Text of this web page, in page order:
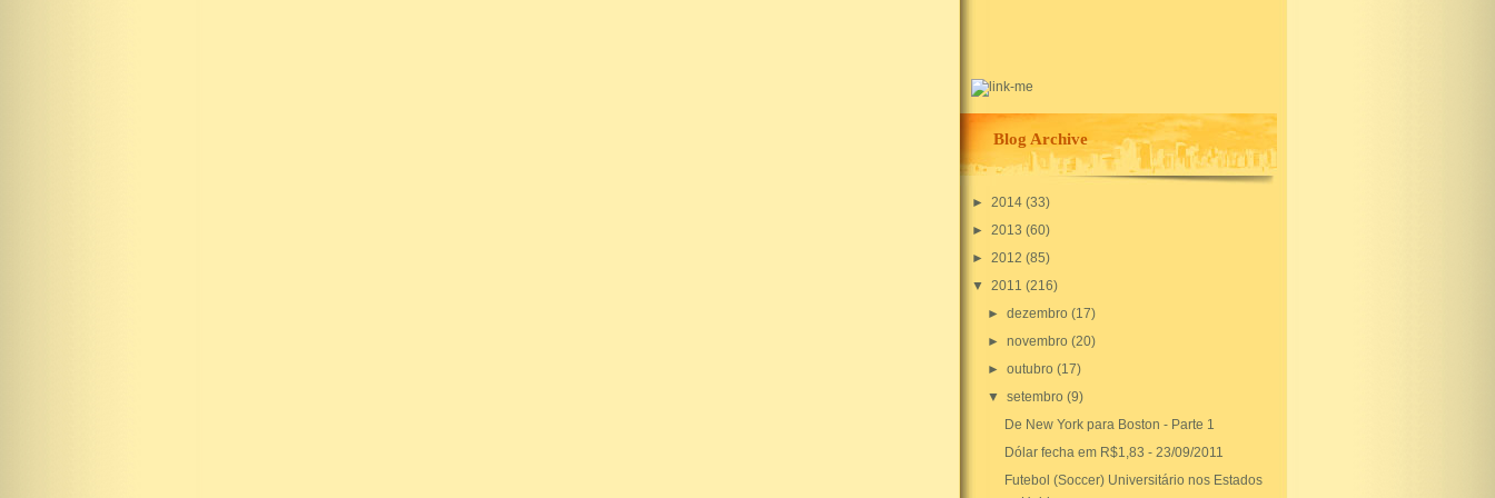
Blog Archive
► 2014 (33)
► 2013 (60)
► 2012 (85)
▼ 2011 (216)
►dezembro(17)
►novembro(20)
►outubro(17)
▼setembro(9)
De New York para Boston - Parte 1
Dólar fecha em R$1,83 - 23/09/2011
Futebol (Soccer) Universitário nos Estados